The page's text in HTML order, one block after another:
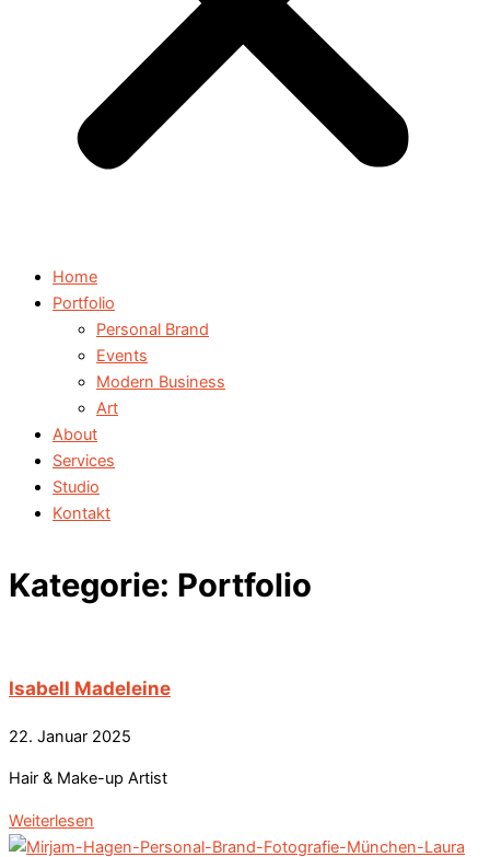
Home
Portfolio
Personal Brand
Events
Modern Business
Art
About
Services
Studio
Kontakt
Kategorie: Portfolio
Isabell Madeleine
22. Januar 2025
Hair & Make-up Artist
Weiterlesen